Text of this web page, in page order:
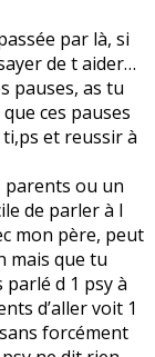
par là, si
de t aider…
pauses, as tu
ces pauses
et reussir à
parents ou un
de parler à l
mon père, peut
mais que tu
d 1 psy à
d’aller voit 1
forcément